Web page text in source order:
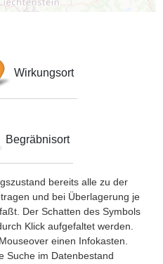
Wirkungsort
Begräbnisort
bereits alle zu der
und bei Überlagerung je
Der Schatten des Symbols
Klick aufgefaltet werden.
einen Infokasten.
Suche im Datenbestand